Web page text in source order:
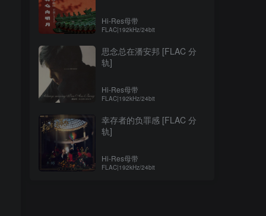
Hi-Res母带
FLAC|192kHz/24bit
思念总在潘安邦 [FLAC 分
轨]
Hi-Res母带
FLAC|192kHz/24bit
幸存者的负罪感 [FLAC 分
轨]
Hi-Res母带
FLAC|192kHz/24bit